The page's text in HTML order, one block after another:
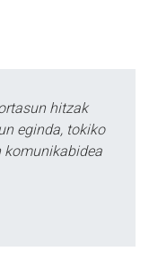
hitzak
eginda, tokiko
komunikabidea